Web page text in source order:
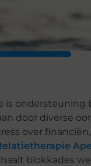
is ondersteuning
door diverse
over
blokkades